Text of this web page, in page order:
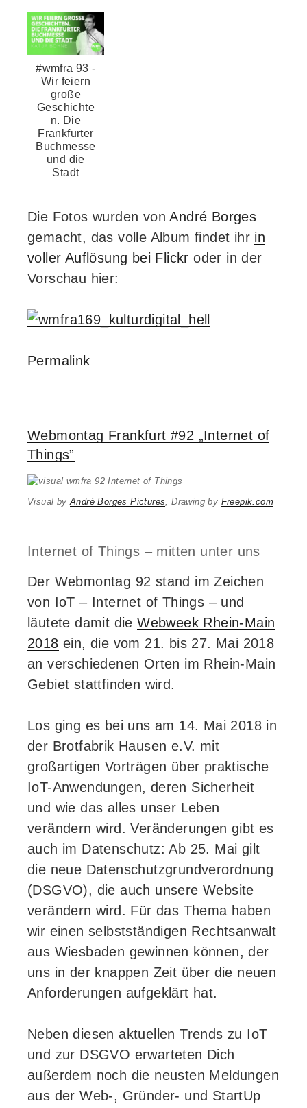
#wmfra 93 -
Wir feiern
große
Geschichte
n. Die
Frankfurter
Buchmesse
und die
Stadt
Die Fotos wurden vonAndré Borges
gemacht, das volle Album findet ihr in
voller Auflösung bei Flickr oder in der
Vorschau hier:
Permalink
Webmontag Frankfurt #92 „Internet of
Things”
Visual byAndré Borges Pictures , Drawing by Freepik.com
Internet of Things – mitten unter uns
Der Webmontag 92 stand im Zeichen
von IoT – Internet of Things – und
läutete damit dieWebweek Rhein-Main
2018 ein, die vom 21. bis 27. Mai 2018
an verschiedenen Orten im Rhein-Main
Gebiet stattfinden wird.
Los ging es bei uns am 14. Mai 2018 in
der Brotfabrik Hausen e.V. mit
großartigen Vorträgen über praktische
IoT-Anwendungen, deren Sicherheit
und wie das alles unser Leben
verändern wird. Veränderungen gibt es
auch im Datenschutz: Ab 25. Mai gilt
die neue Datenschutzgrundverordnung
(DSGVO), die auch unsere Website
verändern wird. Für das Thema haben
wir einen selbstständigen Rechtsanwalt
aus Wiesbaden gewinnen können, der
uns in der knappen Zeit über die neuen
Anforderungen aufgeklärt hat.
Neben diesen aktuellen Trends zu IoT
und zur DSGVO erwarteten Dich
außerdem noch die neusten Meldungen
aus der Web-, Gründer- und StartUp